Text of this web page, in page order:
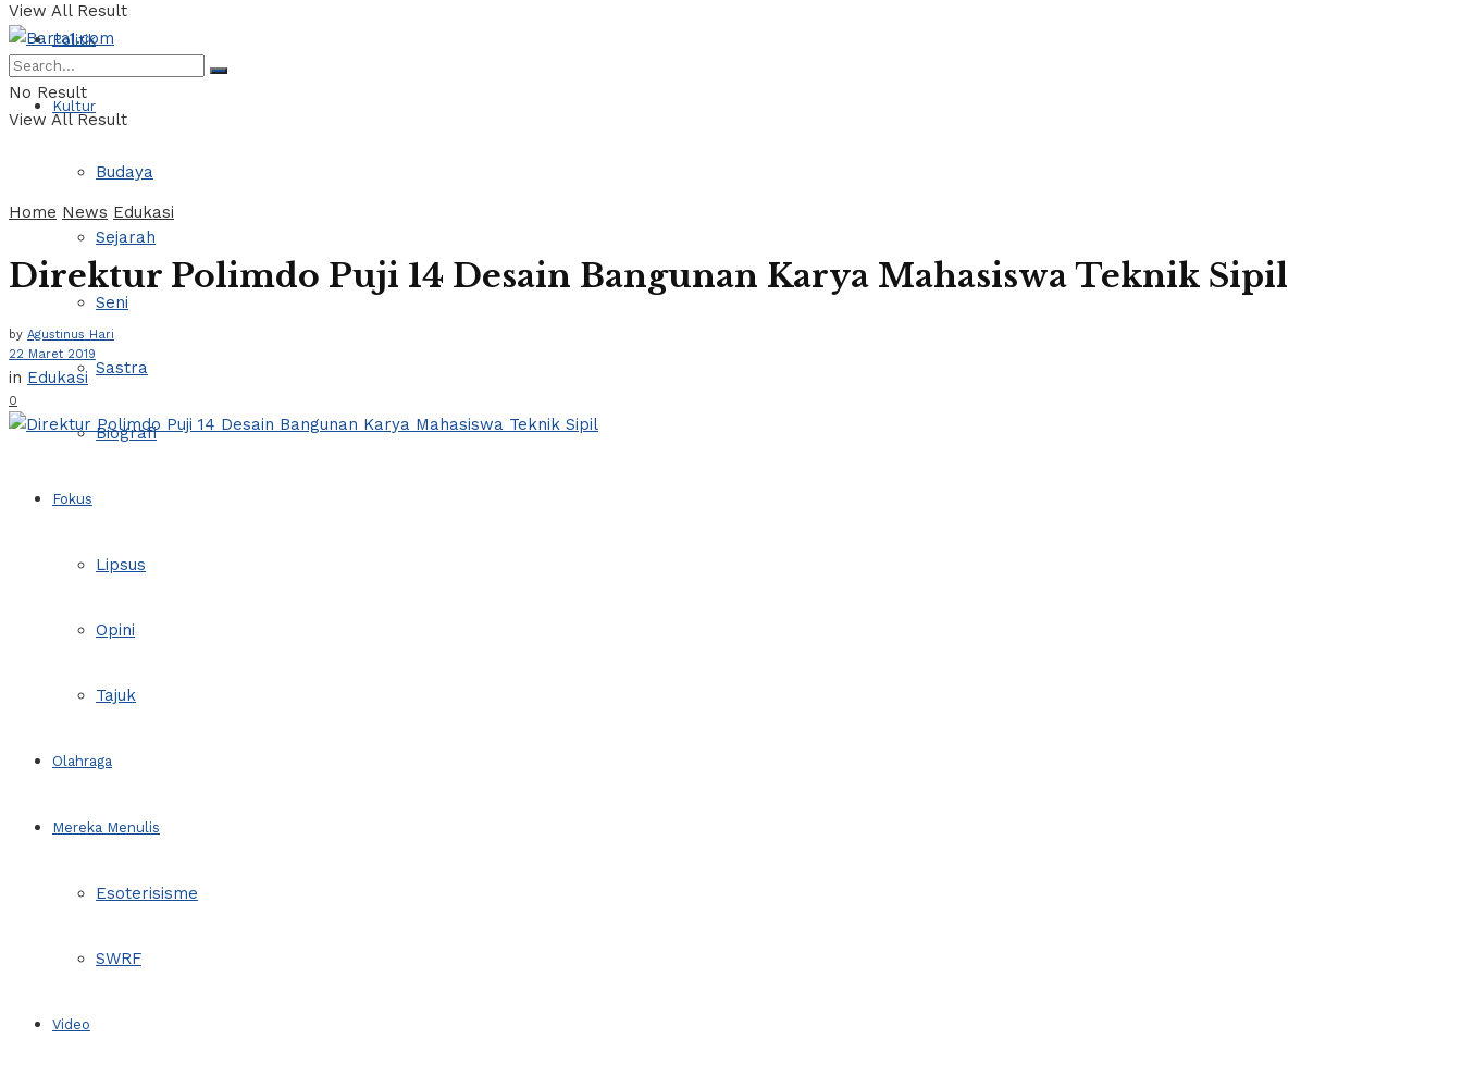
Politik
Kultur
Budaya
Sejarah
Seni
Sastra
Biografi
Fokus
Lipsus
Opini
Tajuk
Olahraga
Mereka Menulis
Esoterisisme
SWRF
Video
View All Result
No Result
View All Result
Home News Edukasi
Direktur Polimdo Puji 14 Desain Bangunan Karya Mahasiswa Teknik Sipil
by Agustinus Hari
22 Maret 2019
in Edukasi
0